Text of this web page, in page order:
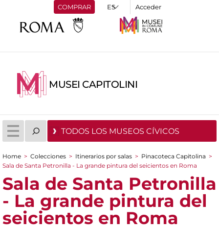
COMPRAR Acceder
MUSEI CAPITOLINI
TODOS LOS MUSEOS CÍVICOS
You are here
Home > Colecciones > Itinerarios por salas > Pinacoteca Capitolina >
Sala de Santa Petronilla - La grande pintura del seicientos en Roma
Sala de Santa Petronilla
- La grande pintura del
seicientos en Roma